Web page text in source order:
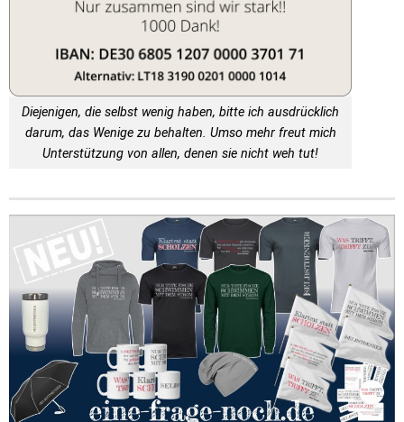
Diejenigen, die selbst wenig haben, bitte ich ausdrücklich
darum, das Wenige zu behalten. Umso mehr freut mich
Unterstützung von allen, denen sie nicht weh tut!